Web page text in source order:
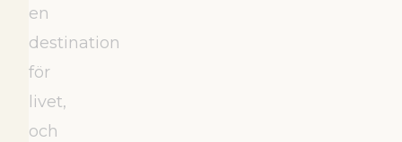
en
destination
för
livet,
och